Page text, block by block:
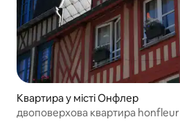
Квартира у місті Онфлер
двоповерхова квартира honfleur